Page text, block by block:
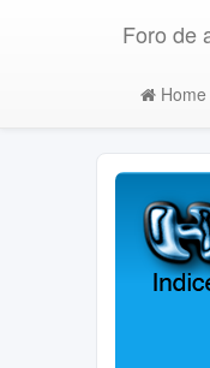
Foro de
Home